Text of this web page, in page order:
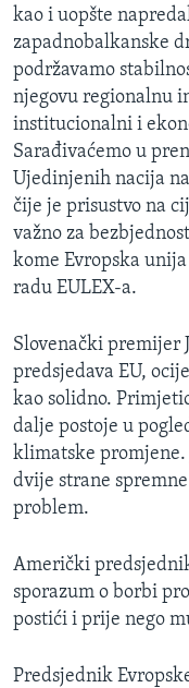
kao i uopšte
zapadnobalkanske
podržavamo
njegovu regionalnu
institucionalni i
Sarađivaćemo u
Ujedinjenih nacija
čije je prisustvo na
važno za
kome Evropska
radu EULEX-a.
Slovenački premijer
predsjedava EU,
kao solidno.
dalje postoje u
klimatske promjene.
dvije strane
problem.
Američki
sporazum o borbi
postići i prije nego
Predsjednik